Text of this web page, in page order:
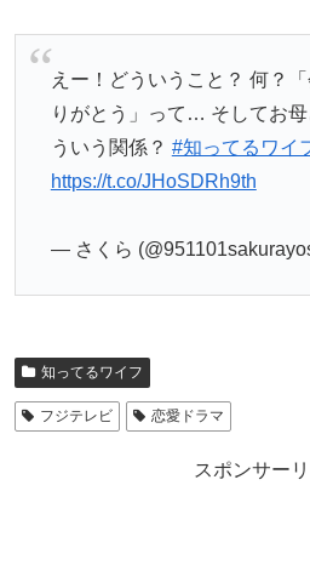
えー！どういうこと？ 何？
りがとう」って… そしてお
ういう関係？ #知ってるワイ
https://t.co/JHoSDRh9th
— さくら
知ってるワイフ
フジテレビ 恋愛ドラマ
スポンサー